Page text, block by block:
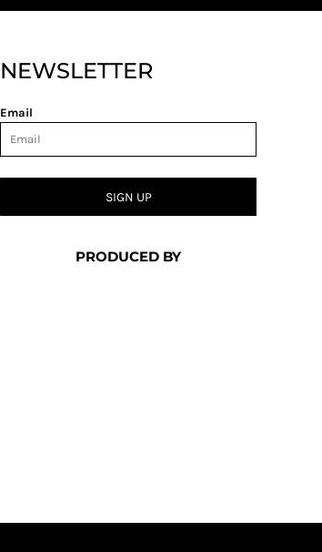
NEWSLETTER
Email
SIGN UP
PRODUCED BY